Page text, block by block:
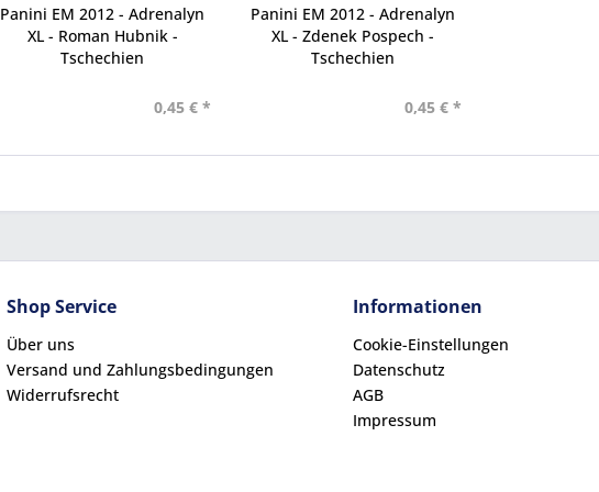
Panini EM 2012 - Adrenalyn
XL - Roman Hubnik -
Tschechien
0,45 € *
Panini EM 2012 - Adrenalyn
XL - Zdenek Pospech -
Tschechien
0,45 € *
Shop Service
Über uns
Versand und Zahlungsbedingungen
Widerrufsrecht
Informationen
Cookie-Einstellungen
Datenschutz
AGB
Impressum